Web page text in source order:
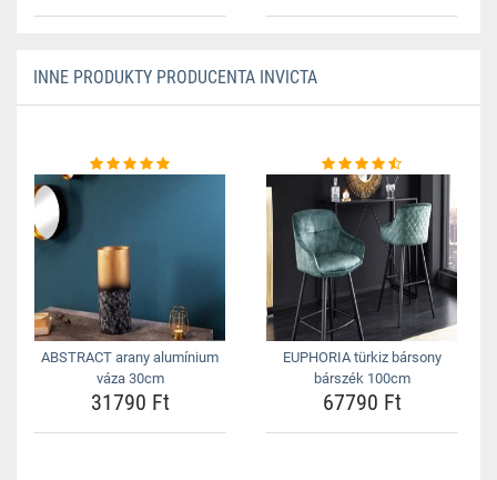
INNE PRODUKTY PRODUCENTA INVICTA
ABSTRACT arany alumínium
váza 30cm
31790 Ft
EUPHORIA türkiz bársony
bárszék 100cm
67790 Ft